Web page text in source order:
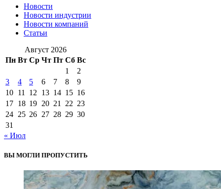
Новости
Новости индустрии
Новости компаний
Статьи
Август 2026
Пн Вт Ср Чт Пт Сб Вс
1
2
3
4 5 6 7 8
9
10 11 12 13 14 15 16
17 18 19 20 21 22 23
24 25 26 27 28 29 30
31
« Июл
ВЫ МОГЛИ ПРОПУСТИТЬ